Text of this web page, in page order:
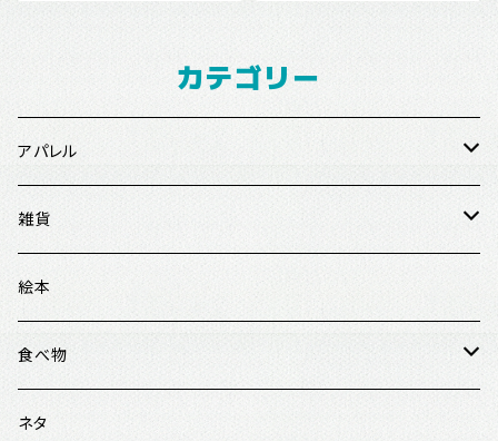
カテゴリー
アパレル
Tシャツ
オーバーサイズ
レギュラーサイズ
パーカー
スウェット
帽子
雑貨
タオル
バッグ
マグカップ
絵本
食べ物
寿司
ネタ